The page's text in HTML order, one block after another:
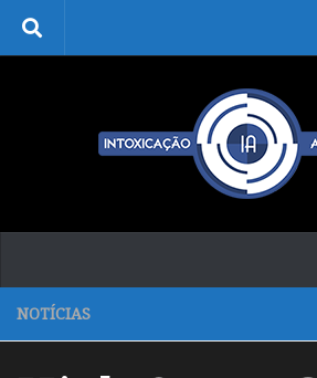
Skip to content
NOTÍCIAS